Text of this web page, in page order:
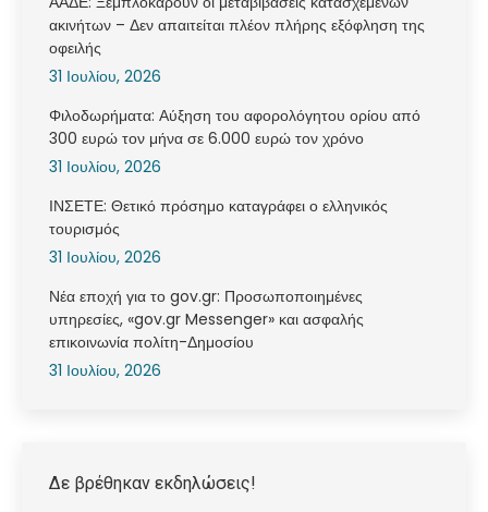
ακινήτων – Δεν απαιτείται πλέον πλήρης εξόφληση της
οφειλής
31 Ιουλίου, 2026
Φιλοδωρήματα: Αύξηση του αφορολόγητου ορίου από
300 ευρώ τον μήνα σε 6.000 ευρώ τον χρόνο
31 Ιουλίου, 2026
ΙΝΣΕΤΕ: Θετικό πρόσημο καταγράφει ο ελληνικός
τουρισμός
31 Ιουλίου, 2026
Νέα εποχή για το gov.gr: Προσωποποιημένες
υπηρεσίες, «gov.gr Messenger» και ασφαλής
επικοινωνία πολίτη-Δημοσίου
31 Ιουλίου, 2026
Δε βρέθηκαν εκδηλώσεις!